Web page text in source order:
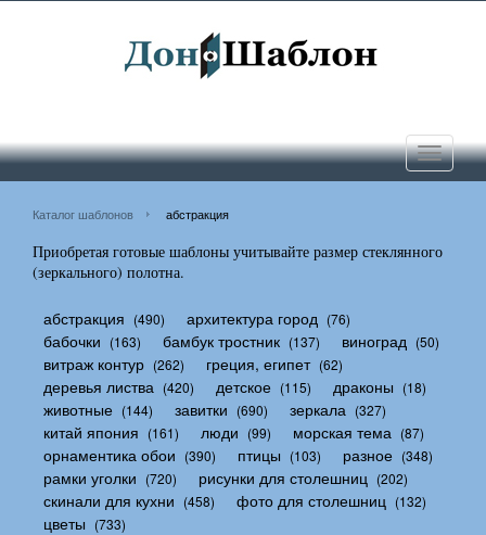
Toggle
Каталог шаблонов абстракция
Приобретая готовые шаблоны учитывайте размер стеклянного
(зеркального) полотна.
абстракция (490) архитектура город (76)
бабочки (163) бамбук тростник (137) виноград (50)
витраж контур (262) греция, египет (62)
деревья листва (420) детское (115) драконы (18)
животные (144) завитки (690) зеркала (327)
китай япония (161) люди (99) морская тема (87)
орнаментика обои (390) птицы (103) разное (348)
рамки уголки (720) рисунки для столешниц (202)
скинали для кухни (458) фото для столешниц (132)
цветы (733)